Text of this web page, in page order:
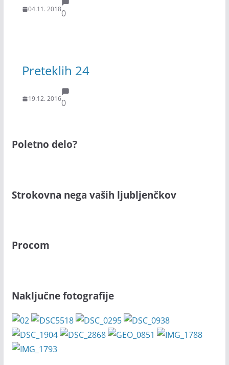
04.11. 20180
Preteklih 24
19.12. 20160
Poletno delo?
Strokovna nega vaših ljubljenčkov
Procom
Naključne fotografije